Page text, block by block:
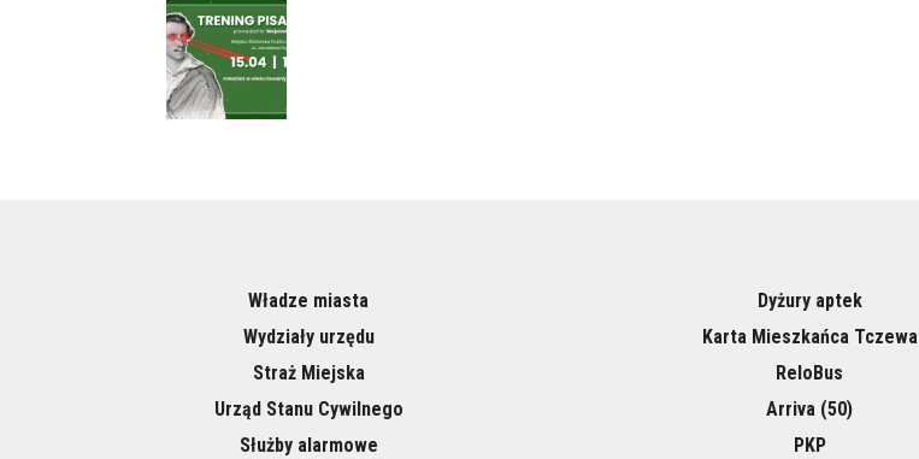
Władze miasta
Wydziały urzędu
Straż Miejska
Urząd Stanu Cywilnego
Służby alarmowe
Dyżury aptek
Karta Mieszkańca Tczewa
ReloBus
Arriva (50)
PKP